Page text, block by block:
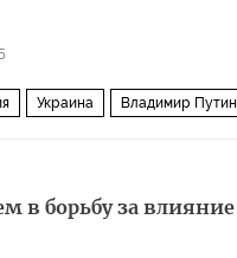
Украина Владимир Путин
в борьбу за